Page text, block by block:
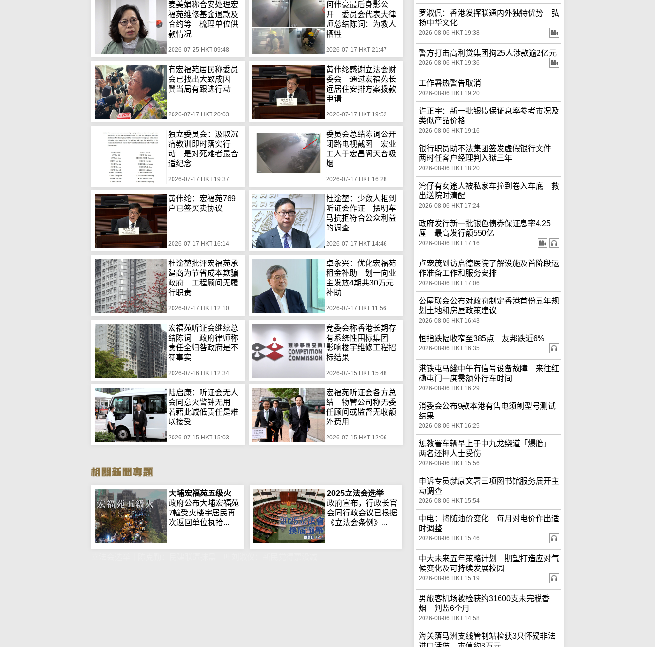
麦美娟称合安处理宏
福苑维修基金退款及
合约等 梳理单位供
款情况
2026-07-25 HKT 09:48
何伟豪最后身影公
开 委员会代表大律
师总结陈词：为救人
牺牲
2026-07-17 HKT 21:47
有宏福苑居民称委员
会已找出大致成因
冀当局有跟进行动
2026-07-17 HKT 20:03
黄伟纶感谢立法会财
委会 通过宏福苑长
远居住安排方案拨款
申请
2026-07-17 HKT 19:52
独立委员会：汲取沉
痛教训即时落实行
动 是对死难者最合
适纪念
2026-07-17 HKT 19:37
委员会总结陈词公开
闭路电视截图 宏业
工人于宏昌阁天台吸
烟
2026-07-17 HKT 16:28
黄伟纶：宏福苑769
户已签买卖协议
2026-07-17 HKT 16:14
杜淦堃：少数人拒到
听证会作证 摆明车
马抗拒符合公众利益
的调查
2026-07-17 HKT 14:46
杜淦堃批评宏福苑承
建商为节省成本欺骗
政府 工程顾问无履
行职责
2026-07-17 HKT 12:10
卓永兴：优化宏福苑
租金补助 划一向业
主发放4期共30万元
补助
2026-07-17 HKT 11:56
宏福苑听证会继续总
结陈词 政府律师称
责任全归咎政府是不
符事实
2026-07-16 HKT 12:34
竞委会称香港长期存
有系统性围标集团
影响楼宇维修工程招
标结果
2026-07-15 HKT 15:48
陆启康：听证会无人
会同意火警钟无用
若藉此减低责任是难
以接受
2026-07-15 HKT 15:03
宏福苑听证会各方总
结 物管公司称无委
任顾问或监督无收额
外费用
2026-07-15 HKT 12:06
大埔宏福苑五级火
政府公布大埔宏福苑
7幢受火楼宇居民再
次返回单位执拾...
2025立法会选举
政府宣布，行政长官
会同行政会议已根据
《立法会条例》...
罗淑佩：香港发挥联通内外独特优势 弘
扬中华文化
2026-08-06 HKT 19:38
警方打击高利贷集团拘25人涉款逾2亿元
2026-08-06 HKT 19:36
工作暑热警告取消
2026-08-06 HKT 19:20
许正宇：新一批银债保证息率参考市况及
类似产品价格
2026-08-06 HKT 19:16
银行职员助不法集团签发虚假银行文件
两时任客户经理判入狱三年
2026-08-06 HKT 18:20
湾仔有女途人被私家车撞到卷入车底 救
出送院时清醒
2026-08-06 HKT 17:24
政府发行新一批银色债券保证息率4.25
厘 最高发行额550亿
2026-08-06 HKT 17:16
卢宠茂到访启德医院了解设施及首阶段运
作准备工作和服务安排
2026-08-06 HKT 17:06
公屋联会公布对政府制定香港首份五年规
划土地和房屋政策建议
2026-08-06 HKT 16:43
恒指跌幅收窄至385点 友邦跌近6%
2026-08-06 HKT 16:35
港铁屯马綫中午有信号设备故障 来往红
磡屯门一度需额外行车时间
2026-08-06 HKT 16:29
消委会公布9款本港有售电须刨型号测试
结果
2026-08-06 HKT 16:25
惩教署车辆早上于中九龙绕道「爆胎」
两名还押人士受伤
2026-08-06 HKT 15:56
申诉专员就康文署三项图书馆服务展开主
动调查
2026-08-06 HKT 15:54
中电：将随油价变化 每月对电价作出适
时调整
2026-08-06 HKT 15:46
中大未来五年策略计划 期望打造应对气
候变化及可持续发展校园
2026-08-06 HKT 15:19
男旅客机场被检获约31600支未完税香
烟 判监6个月
2026-08-06 HKT 14:58
海关落马洲支线管制站检获3只怀疑非法